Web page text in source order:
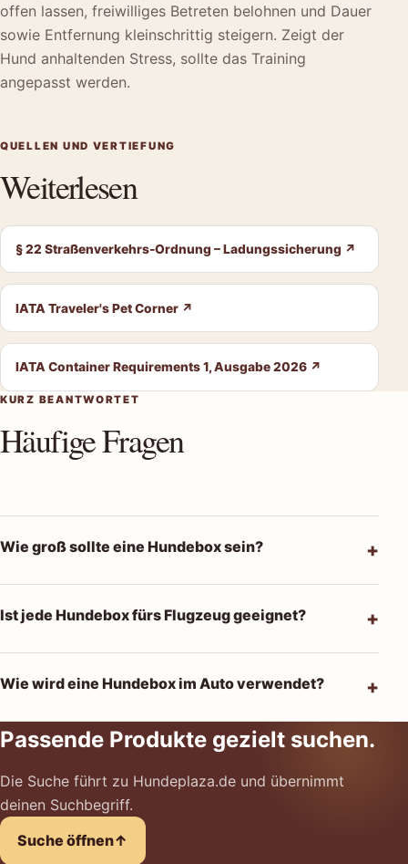
offen lassen, freiwilliges Betreten belohnen und Dauer
sowie Entfernung kleinschrittig steigern. Zeigt der
Hund anhaltenden Stress, sollte das Training
angepasst werden.
QUELLEN UND VERTIEFUNG
Weiterlesen
§ 22 Straßenverkehrs-Ordnung – Ladungssicherung ↗
IATA Traveler's Pet Corner ↗
IATA Container Requirements 1, Ausgabe 2026 ↗
KURZ BEANTWORTET
Häufige Fragen
Wie groß sollte eine Hundebox sein?
Ist jede Hundebox fürs Flugzeug geeignet?
Wie wird eine Hundebox im Auto verwendet?
Passende Produkte gezielt suchen.
Die Suche führt zu Hundeplaza.de und übernimmt
deinen Suchbegriff.
Suche öffnen↑